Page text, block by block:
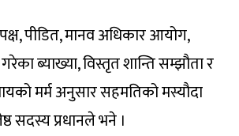
पक्ष, पीडित, मानव अधिकार आयोग,
ब्याख्या, विस्तृत शान्ति सम्झौता र
मर्म अनुसार सहमतिको मस्यौदा
सदस्य प्रधानले भने ।